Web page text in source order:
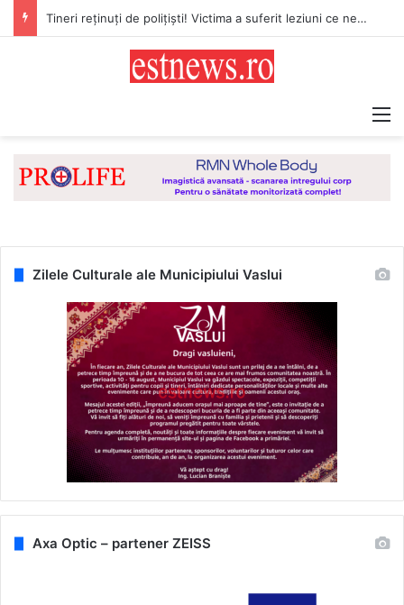
Tineri reținuți de polițiști! Victima a suferit leziuni ce necesită 8-9 zile de îngrijiri medicale
Zilele Culturale ale Municipiului Vaslui
Axa Optic – partener ZEISS